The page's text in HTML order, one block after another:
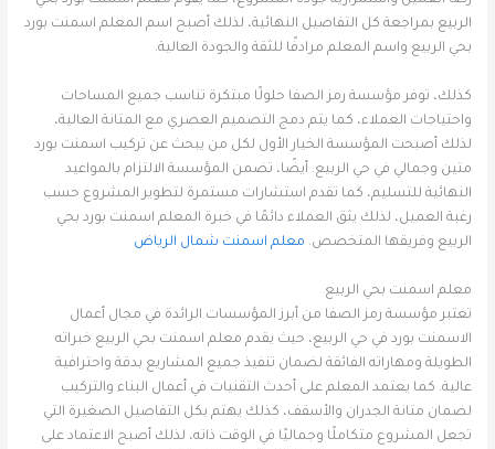
الربيع بمراجعة كل التفاصيل النهائية، لذلك أصبح اسم المعلم اسمنت بورد
بحي الربيع واسم المعلم مرادفًا للثقة والجودة العالية.
كذلك، توفر مؤسسة رمز الصفا حلولًا مبتكرة تناسب جميع المساحات
واحتياجات العملاء، كما يتم دمج التصميم العصري مع المتانة العالية،
لذلك أصبحت المؤسسة الخيار الأول لكل من يبحث عن تركيب اسمنت بورد
متين وجمالي في حي الربيع. أيضًا، تضمن المؤسسة الالتزام بالمواعيد
النهائية للتسليم، كما تقدم استشارات مستمرة لتطوير المشروع حسب
رغبة العميل، لذلك يثق العملاء دائمًا في خبرة المعلم اسمنت بورد بحي
الربيع وفريقها المتخصص. معلم اسمنت شمال الرياض
معلم اسمنت بحي الربيع
تعتبر مؤسسة رمز الصفا من أبرز المؤسسات الرائدة في مجال أعمال
الاسمنت بورد في حي الربيع، حيث يقدم معلم اسمنت بحي الربيع خبراته
الطويلة ومهاراته الفائقة لضمان تنفيذ جميع المشاريع بدقة واحترافية
عالية. كما يعتمد المعلم على أحدث التقنيات في أعمال البناء والتركيب
لضمان متانة الجدران والأسقف، كذلك يهتم بكل التفاصيل الصغيرة التي
تجعل المشروع متكاملًا وجماليًا في الوقت ذاته، لذلك أصبح الاعتماد على